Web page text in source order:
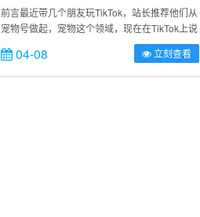
文对照）
前言最近带几个朋友玩TikTok，站长推荐他们从
宠物号做起，宠物这个领域，现在在TikTok上说
饱和也已经饱和了，且竞争很大。但从另一方面
来说，我认为这是新手练习起号的很好的一个领
域，这个领域是有竞争，但是它流量大，且较为
04-08 立刻查看